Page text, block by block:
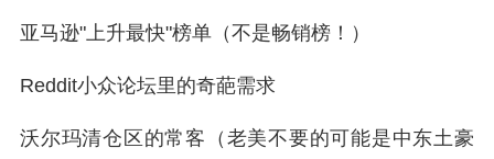
亚马逊"上升最快"榜单（不是畅销榜！）
Reddit小众论坛里的奇葩需求
沃尔玛清仓区的常客（老美不要的可能是中东土豪